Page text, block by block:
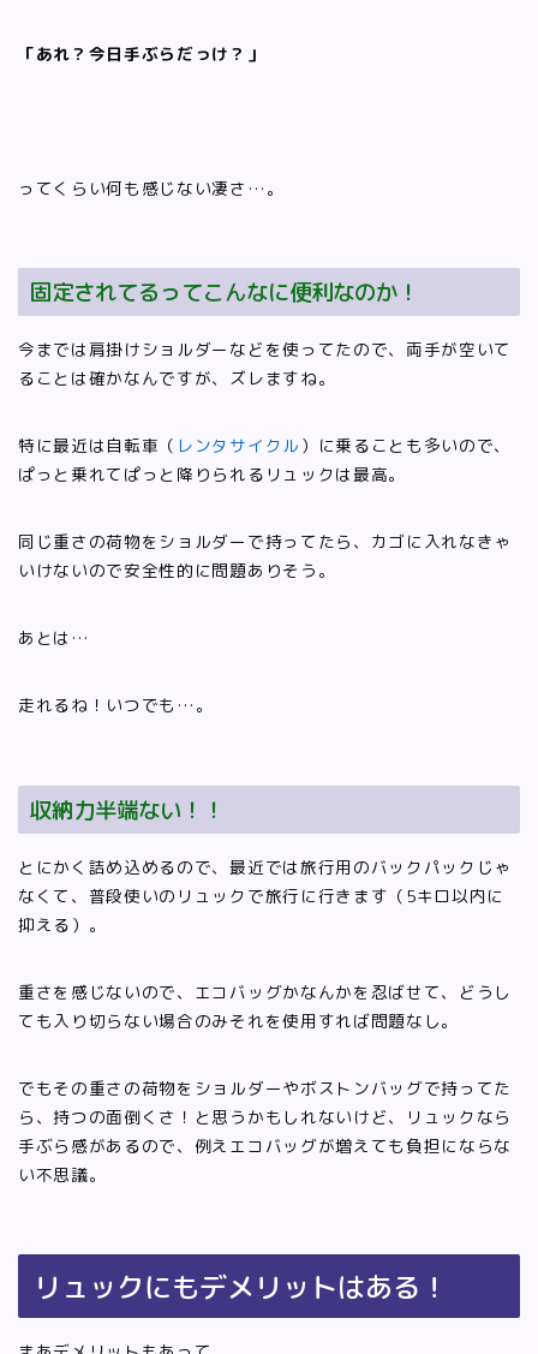
「あれ？今日手ぶらだっけ？」
ってくらい何も感じない凄さ…。
固定されてるってこんなに便利なのか！
今までは肩掛けショルダーなどを使ってたので、両手が空いて
ることは確かなんですが、ズレますね。
特に最近は自転車（ レンタサイクル ）に乗ることも多いので、
ぱっと乗れてぱっと降りられるリュックは最高。
同じ重さの荷物をショルダーで持ってたら、カゴに入れなきゃ
いけないので安全性的に問題ありそう。
あとは…
走れるね！いつでも…。
収納力半端ない！！
とにかく詰め込めるので、最近では旅行用のバックパックじゃ
なくて、普段使いのリュックで旅行に行きます（5キロ以内に
抑える）。
重さを感じないので、エコバッグかなんかを忍ばせて、どうし
ても入り切らない場合のみそれを使用すれば問題なし。
でもその重さの荷物をショルダーやボストンバッグで持ってた
ら、持つの面倒くさ！と思うかもしれないけど、リュックなら
手ぶら感があるので、例えエコバッグが増えても負担にならな
い不思議。
リュックにもデメリットはある！